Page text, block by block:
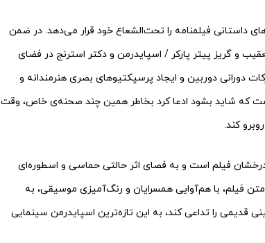
داستانی فیلمنامه را تحت‌الشعاع خود قرار می‌دهد. در ضمن
و گریز پیتر پارکر / اسپایدرمن و دکتر استرنج در فضای
دورانی دوربین و ایجاد پرسپکتیوهای بصری هنرمندانه و
که شاید بشود ادعا کرد بخاطر همین چند صحنه‌ی خاص، وقت
کند.
فیلم است و به فصای اثر حالتی حماسی و اسطوره‌ای
فیلم، با هم‌آوایی همسرایان و رنگ‌آمیزی موسیقی، به
قدیمی را تداعی کند، به این تازه‌ترین اسپایدرمن سینمایی